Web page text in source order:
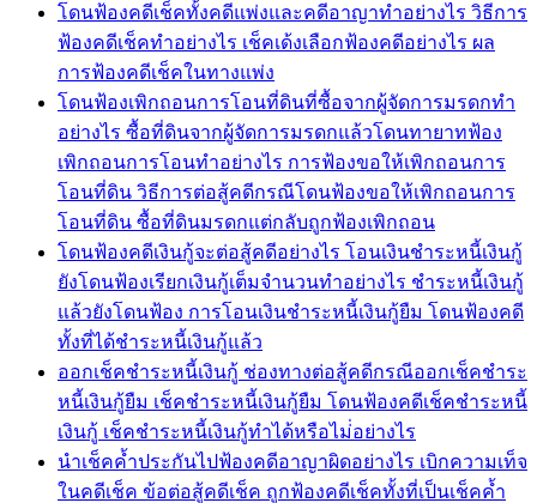
โดนฟ้องคดีเช็คทั้งคดีแพ่งและคดีอาญาทำอย่างไร วิธีการ
ฟ้องคดีเช็คทำอย่างไร เช็คเด้งเลือกฟ้องคดีอย่างไร ผล
การฟ้องคดีเช็คในทางแพ่ง
โดนฟ้องเพิกถอนการโอนที่ดินที่ซื้อจากผู้จัดการมรดกทำ
อย่างไร ซื้อที่ดินจากผู้จัดการมรดกแล้วโดนทายาทฟ้อง
เพิกถอนการโอนทำอย่างไร การฟ้องขอให้เพิกถอนการ
โอนที่ดิน วิธีการต่อสู้คดีกรณีโดนฟ้องขอให้เพิกถอนการ
โอนที่ดิน ซื้อที่ดินมรดกแต่กลับถูกฟ้องเพิกถอน
โดนฟ้องคดีเงินกู้จะต่อสู้คดีอย่างไร โอนเงินชำระหนี้เงินกู้
ยังโดนฟ้องเรียกเงินกู้เต็มจำนวนทำอย่างไร ชำระหนี้เงินกู้
แล้วยังโดนฟ้อง การโอนเงินชำระหนี้เงินกู้ยืม โดนฟ้องคดี
ทั้งที่ได้ชำระหนี้เงินกู้แล้ว
ออกเช็คชำระหนี้เงินกู้ ช่องทางต่อสู้คดีกรณีออกเช็คชำระ
หนี้เงินกู้ยืม เช็คชำระหนี้เงินกู้ยืม โดนฟ้องคดีเช็คชำระหนี้
เงินกู้ เช็คชำระหนี้เงินกู้ทำได้หรือไม่่อย่างไร
นำเช็คค้ำประกันไปฟ้องคดีอาญาผิดอย่างไร เบิกความเท็จ
ในคดีเช็ค ข้อต่อสู้คดีเช็ค ถูกฟ้องคดีเช็คทั้งที่เป็นเช็คค้ำ